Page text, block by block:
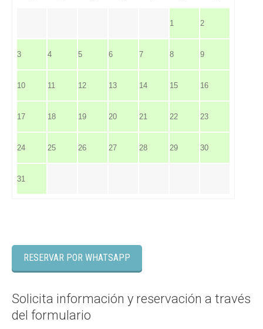
1 2
3 4 5 6 7 8 9
10 11 12 13 14 15 16
17 18 19 20 21 22 23
24 25 26 27 28 29 30
31
RESERVAR POR WHATSAPP
Solicita información y reservación a través
del formulario